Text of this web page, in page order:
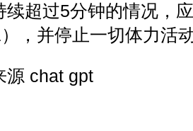
续超过5分钟的情况，
），并停止一切体力活
源 chat gpt